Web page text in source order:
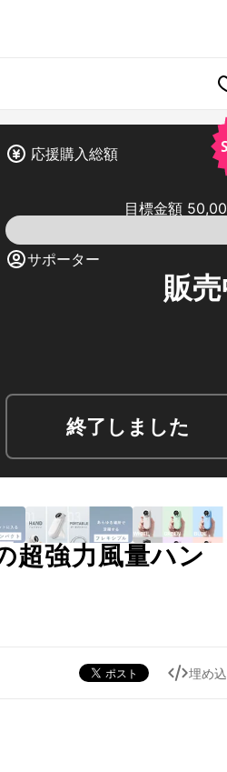
応援購入総額
目標金額
サポーター
販
終了しました
超強力風量ハン
埋め